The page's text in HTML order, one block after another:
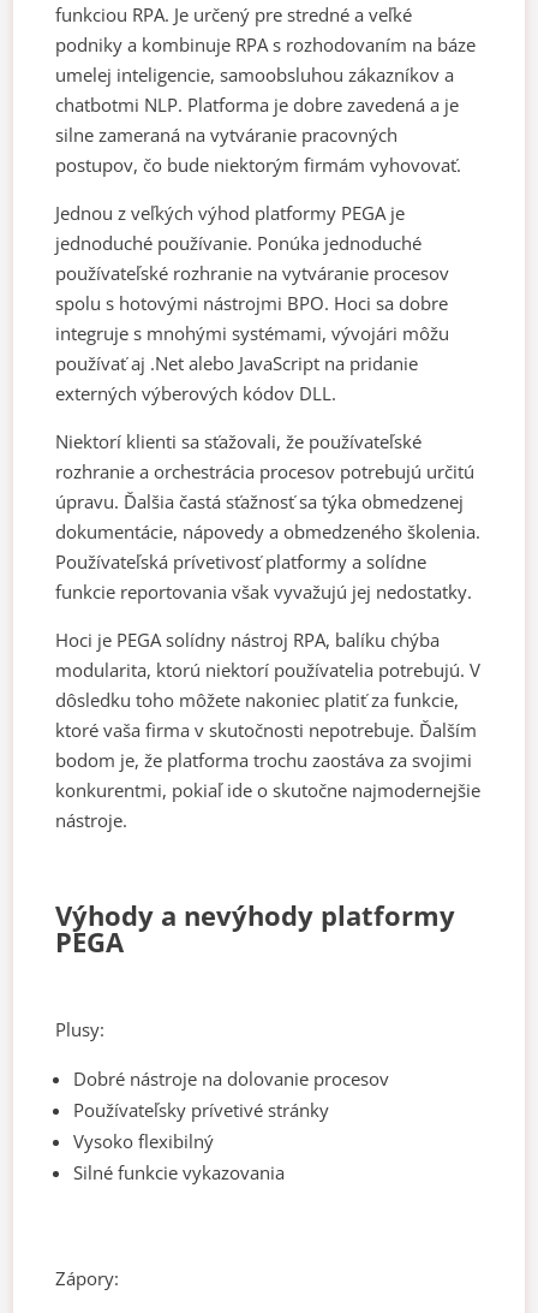
funkciou RPA. Je určený pre stredné a veľké
podniky a kombinuje RPA s rozhodovaním na báze
umelej inteligencie, samoobsluhou zákazníkov a
chatbotmi NLP. Platforma je dobre zavedená a je
silne zameraná na vytváranie pracovných
postupov, čo bude niektorým firmám vyhovovať.
Jednou z veľkých výhod platformy PEGA je
jednoduché používanie. Ponúka jednoduché
používateľské rozhranie na vytváranie procesov
spolu s hotovými nástrojmi BPO. Hoci sa dobre
integruje s mnohými systémami, vývojári môžu
používať aj .Net alebo JavaScript na pridanie
externých výberových kódov DLL.
Niektorí klienti sa sťažovali, že používateľské
rozhranie a orchestrácia procesov potrebujú určitú
úpravu. Ďalšia častá sťažnosť sa týka obmedzenej
dokumentácie, nápovedy a obmedzeného školenia.
Používateľská prívetivosť platformy a solídne
funkcie reportovania však vyvažujú jej nedostatky.
Hoci je PEGA solídny nástroj RPA, balíku chýba
modularita, ktorú niektorí používatelia potrebujú. V
dôsledku toho môžete nakoniec platiť za funkcie,
ktoré vaša firma v skutočnosti nepotrebuje. Ďalším
bodom je, že platforma trochu zaostáva za svojimi
konkurentmi, pokiaľ ide o skutočne najmodernejšie
nástroje.
Výhody a nevýhody platformy
PEGA
Plusy:
Dobré nástroje na dolovanie procesov
Používateľsky prívetivé stránky
Vysoko flexibilný
Silné funkcie vykazovania
Zápory: